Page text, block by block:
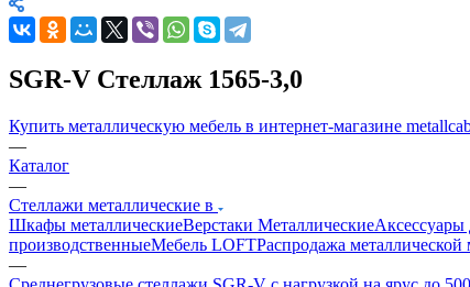
SGR-V Стеллаж 1565-3,0
Купить металлическую мебель в интернет-магазине
—
Каталог
—
Стеллажи металлические в
Шкафы металлическиеВерстаки МеталлическиеАксессуары
производственныеМебель LOFTРаспродажа металлической
—